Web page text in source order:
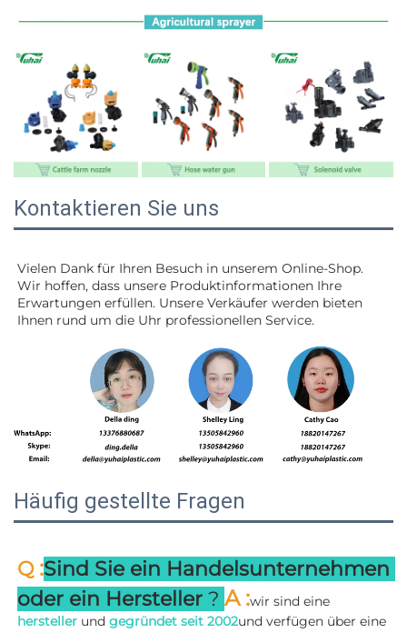
Kontaktieren Sie uns
Vielen Dank für Ihren Besuch in unserem Online-Shop.
Wir hoffen, dass unsere Produktinformationen Ihre
Erwartungen erfüllen. Unsere Verkäufer werden bieten
Ihnen rund um die Uhr professionellen Service.
Häufig gestellte Fragen
Q :Sind Sie ein Handelsunternehmen
oder ein Hersteller ? A :
hersteller und gegründet seit 2002und verfügen über eine